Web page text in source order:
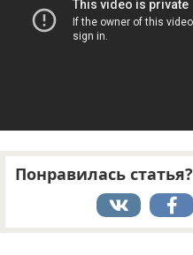
Понравилась